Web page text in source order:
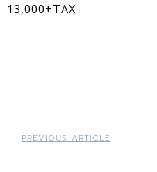
13,000+TAX
PREVIOUS ARTICLE